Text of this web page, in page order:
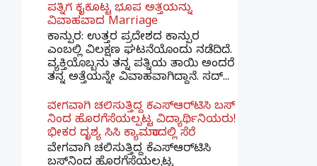
ಪತ್ನಿಗೆ ಕೈಕೊಟ್ಟ ಭೂಪ ಅತ್ತೆಯನ್ನು
ವಿವಾಹವಾದ Marriage
ಕಾನ್ಪುರ: ಉತ್ತರ ಪ್ರದೇಶದ ಕಾನ್ಪುರ
ಎಂಬಲ್ಲಿ ವಿಲಕ್ಷಣ ಘಟನೆಯೊಂದು ನಡೆದಿದೆ.
ವ್ಯಕ್ತಿಯೊಬ್ಬನು ತನ್ನ ಪತ್ನಿಯ ತಾಯಿ ಅಂದರೆ
ತನ್ನ ಅತ್ತೆಯನ್ನೇ ವಿವಾಹವಾಗಿದ್ದಾನೆ. ಸದ್...
ವೇಗವಾಗಿ ಚಲಿಸುತ್ತಿದ್ದ ಕೆಎಸ್​ಆರ್​ಟಿಸಿ ಬಸ್​
ನಿಂದ ಹೊರಗೆಸೆಯಲ್ಪಟ್ಟ ವಿದ್ಯಾರ್ಥಿನಿಯರು!
ಭೀಕರ ದೃಶ್ಯ ಸಿಸಿ ಕ್ಯಾಮರಾದಲ್ಲಿ ಸೆರೆ
ವೇಗವಾಗಿ ಚಲಿಸುತ್ತಿದ್ದ ಕೆಎಸ್‌ಆರ್‌ಟಿಸಿ